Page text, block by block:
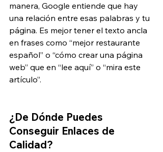
manera, Google entiende que hay
una relación entre esas palabras y tu
página. Es mejor tener el texto ancla
en frases como “mejor restaurante
español” o “cómo crear una página
web” que en “lee aquí” o “mira este
artículo”.
¿De Dónde Puedes
Conseguir Enlaces de
Calidad?